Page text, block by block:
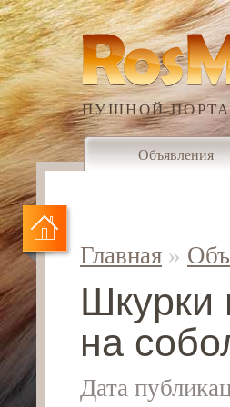
ПУШНОЙ
Объявления
Главная »
Шкурки
на
Дата